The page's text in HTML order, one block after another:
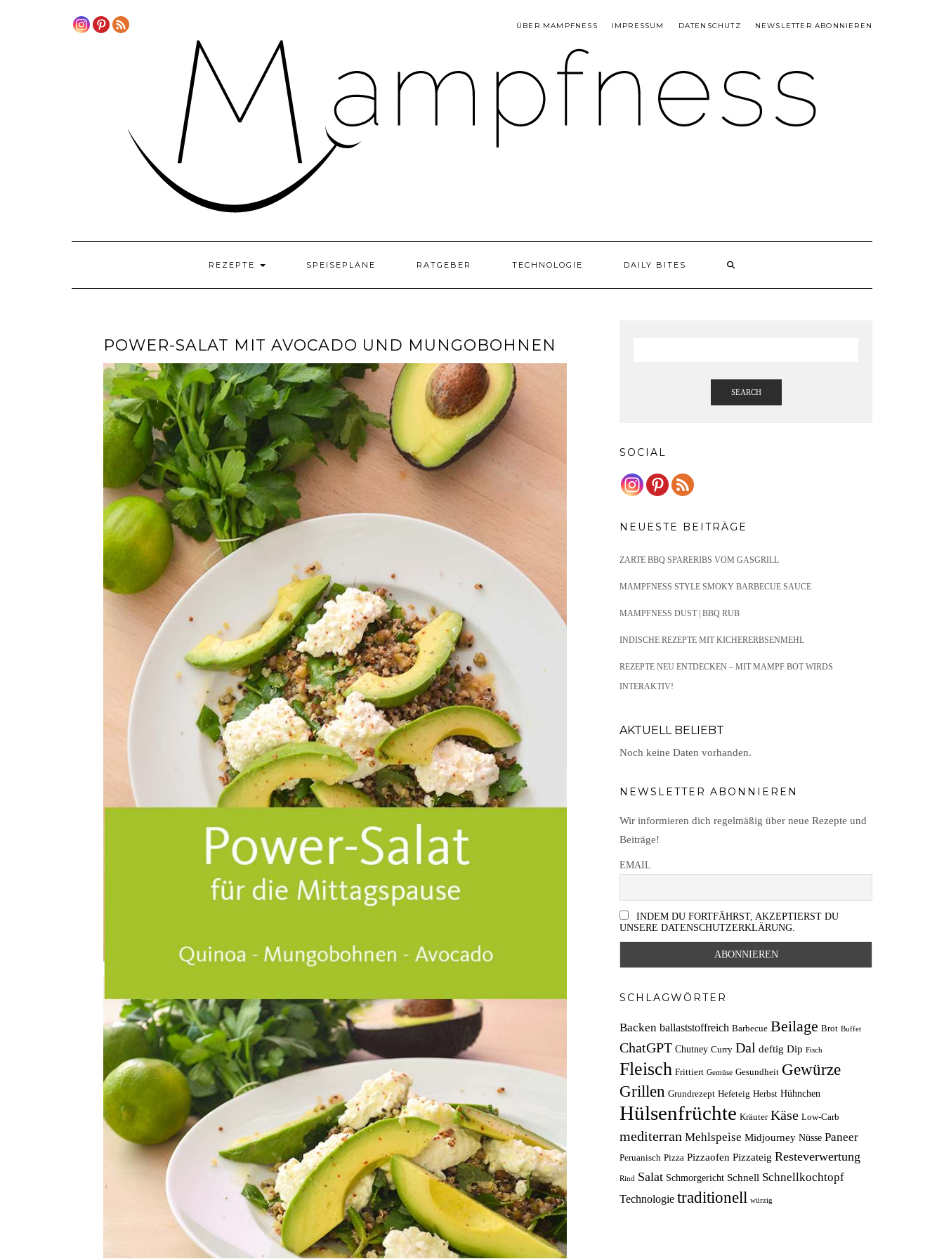
ÜBER MAMPFNESS IMPRESSUM DATENSCHUTZ NEWSLETTER ABONNIEREN
REZEPTE SPEISEPLÄNE RATGEBER TECHNOLOGIE DAILY BITES
POWER-SALAT MIT AVOCADO UND MUNGOBOHNEN
SEARCH
SOCIAL
NEUESTE BEITRÄGE
ZARTE BBQ SPARERIBS VOM GASGRILL
MAMPFNESS STYLE SMOKY BARBECUE SAUCE
MAMPFNESS DUST | BBQ RUB
INDISCHE REZEPTE MIT KICHERERBSENMEHL
REZEPTE NEU ENTDECKEN – MIT MAMPF BOT WIRDS
INTERAKTIV!
AKTUELL BELIEBT
Noch keine Daten vorhanden.
NEWSLETTER ABONNIEREN
Wir informieren dich regelmäßig über neue Rezepte und
Beiträge!
EMAIL
INDEM DU FORTFÄHRST, AKZEPTIERST DU
UNSERE DATENSCHUTZERKLÄRUNG.
SCHLAGWÖRTER
Backen ballaststoffreich Barbecue Beilage Brot Buffet
ChatGPT Chutney Curry Dal deftig Dip Fisch
Fleisch Frittiert Gemüse Gesundheit Gewürze
Grillen Grundrezept Hefeteig Herbst Hühnchen
Hülsenfrüchte Kräuter Käse Low-Carb
mediterran Mehlspeise Midjourney Nüsse Paneer
Peruanisch Pizza Pizzaofen Pizzateig Resteverwertung
Rind Salat Schmorgericht Schnell Schnellkochtopf
Technologie traditionell würzig